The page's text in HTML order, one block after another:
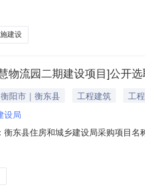
建设
物流园二期建设项目]公开
阳市｜衡东县 工程建筑
工程
设局
衡东县住房和城乡建设局采购项目
百-六万零五百金额说明：无报名截